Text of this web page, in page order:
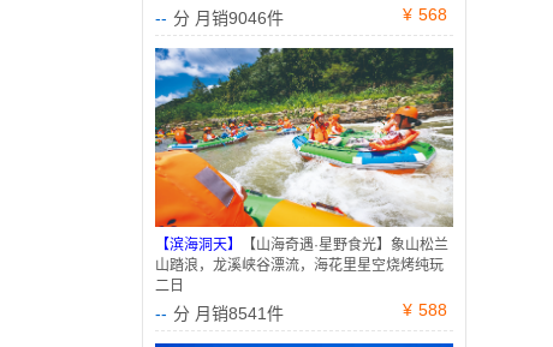
-- 分 月销9046件 ¥ 568
【滨海洞天】
【山海奇遇·星野食光】象山松兰
山踏浪，龙溪峡谷漂流，海花里星空烧烤纯玩
二日
-- 分 月销8541件 ¥ 588